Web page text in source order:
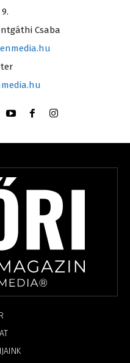
Csaba